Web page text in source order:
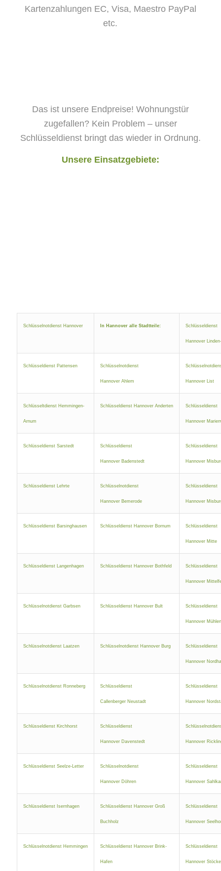
Kartenzahlungen EC, Visa, Maestro PayPal
etc.
Das ist unsere Endpreise! Wohnungstür
zugefallen? Kein Problem – unser
Schlüsseldienst bringt das wieder in Ordnung.
Unsere Einsatzgebiete:
Schlüsselnotdienst Hannover In Hannover alle Stadtteile: Schlüsseldienst
Hannover
Schlüsseldienst Pattensen Schlüsselnotdienst
Hannover Ahlem Hannover List
Schlüsseltdienst Hemmingen-
Arnum
Schlüsseldienst Hannover Anderten Schlüsseldienst
Hannover
Schlüsseldienst Sarstedt Schlüsseldienst
Hannover Badenstedt
Schlüsseldienst
Hannover
Schlüsseldienst Lehrte Schlüsselnotdienst
Hannover Bemerode
Schlüsseldienst
Hannover
Schlüsseldienst Barsinghausen Schlüsseldienst Hannover Bornum Schlüsseldienst
Hannover Mitte
Schlüsseldienst Langenhagen Schlüsseldienst Hannover Bothfeld Schlüsseldienst
Hannover
Schlüsselnotdienst Garbsen Schlüsseldienst Hannover Bult Schlüsseldienst
Hannover
Schlüsselnotdienst Laatzen Schlüsselnotdienst Hannover Burg Schlüsseldienst
Hannover
Schlüsselnotdienst Ronneberg Schlüsseldienst
Callenberger Neustadt
Schlüsseldienst
Hannover
Schlüsseldienst Kirchhorst Schlüsseldienst
Hannover Davenstedt Hannover
Schlüsseldienst Seelze-Letter Schlüsselnotdienst
Hannover Döhren
Schlüsseldienst
Hannover
Schlüsseldienst Isernhagen Schlüsseldienst Hannover Groß
Buchholz
Schlüsseldienst
Hannover
Schlüsselnotdienst Hemmingen Schlüsseldienst Hannover Brink-
Hafen
Schlüsseldienst
Hannover